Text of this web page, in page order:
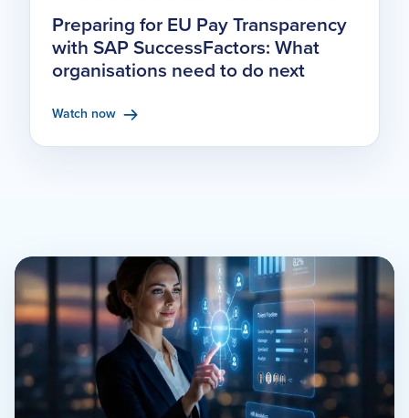
Preparing for EU Pay Transparency
with SAP SuccessFactors: What
organisations need to do next
Watch now